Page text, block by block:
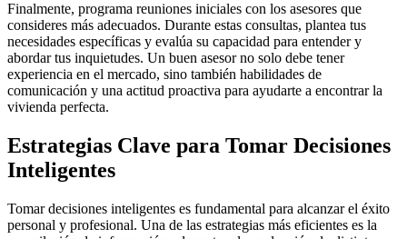
Finalmente, programa reuniones iniciales con los asesores que
consideres más adecuados. Durante estas consultas, plantea tus
necesidades específicas y evalúa su capacidad para entender y
abordar tus inquietudes. Un buen asesor no solo debe tener
experiencia en el mercado, sino también habilidades de
comunicación y una actitud proactiva para ayudarte a encontrar la
vivienda perfecta.
Estrategias Clave para Tomar Decisiones
Inteligentes
Tomar decisiones inteligentes es fundamental para alcanzar el éxito
personal y profesional. Una de las estrategias más eficientes es la